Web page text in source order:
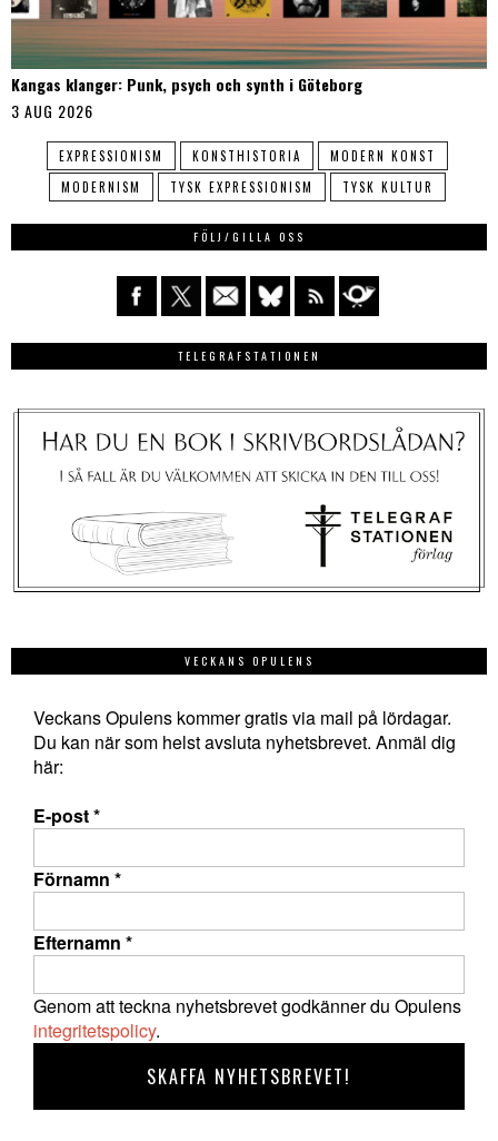
Kangas klanger: Punk, psych och synth i Göteborg
3 AUG 2026
EXPRESSIONISM KONSTHISTORIA
MODERN KONST
MODERNISM
TYSK EXPRESSIONISM TYSK KULTUR
FÖLJ/GILLA OSS
TELEGRAFSTATIONEN
VECKANS OPULENS
Veckans Opulens kommer gratis via mail på lördagar.
Du kan när som helst avsluta nyhetsbrevet. Anmäl dig
här:
E-post*
Förnamn *
Efternamn *
Genom att teckna nyhetsbrevet godkänner du Opulens
integritetspolicy.